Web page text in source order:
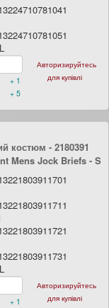
+ 1
+ 5
Авторизируйтесь
для купівлі
костюм - 2180391
Mens Jock Briefs- S
+ 1
Авторизируйтесь
для купівлі